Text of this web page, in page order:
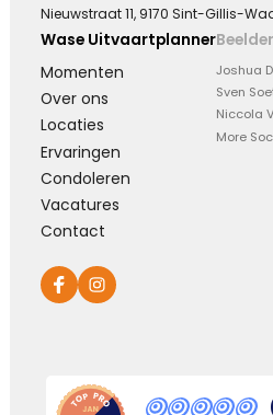
Nieuwstraat 11, 9170 Sint-Gillis-
Wase Uitvaartplanner
Momenten
Over ons
Locaties
Ervaringen
Condoleren
Vacatures
Contact
Joshua
Sven
Niccola
More